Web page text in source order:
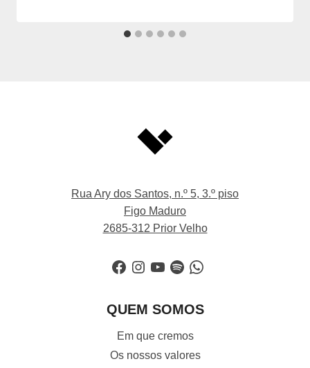
Rua Ary dos Santos, n.º 5, 3.º piso
Figo Maduro
2685-312 Prior Velho
Facebook
Instagram
YouTube
SpotifyWhatsApp
QUEM SOMOS
Em que cremos
Os nossos valores